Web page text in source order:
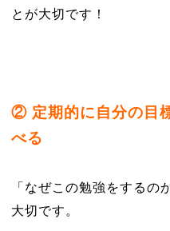
とが大切です！
② 定期的に自分の目
べる
「なぜこの勉強をするの
大切です。